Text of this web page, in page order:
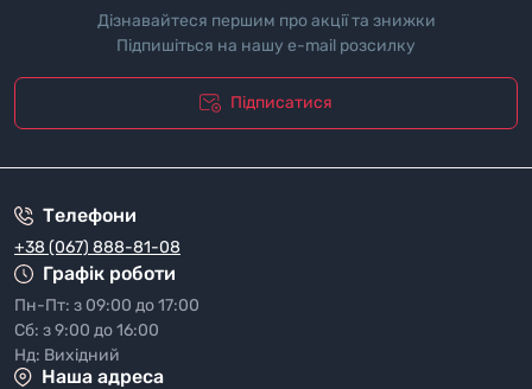
Дізнавайтеся першим про акції та знижки
Підпишіться на нашу e-mail розсилку
Підписатися
Телефони
+38 (067) 888-81-08
Графік роботи
Пн-Пт: з 09:00 до 17:00
Сб: з 9:00 до 16:00
Нд: Вихідний
Наша адреса